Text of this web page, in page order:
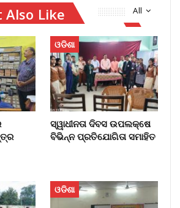
All
Also Like
ଓଡିଶା
ସ୍ୱାଧୀନତା ଦିବସ ଉପଲକ୍ଷେ
ବିଭିନ୍ନ ପ୍ରତିଯୋଗିତା ସମାହିତ
ଓଡିଶା